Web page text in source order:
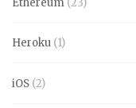
Heroku (1)
iOS (2)